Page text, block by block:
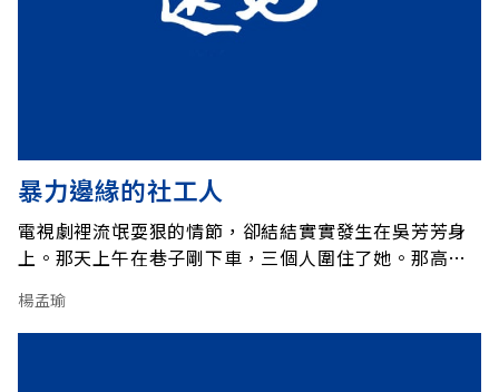
暴力邊緣的社工人
電視劇裡流氓耍狠的情節，卻結結實實發生在吳芳芳身
上。那天上午在巷子剛下車，三個人圍住了她。那高壯
理她！」另兩個蒙面男子拿布塞住她的嘴，用沙撒她的
臉，然後一拳一拳往她肚子打……。當其他的社工人員
楊孟瑜